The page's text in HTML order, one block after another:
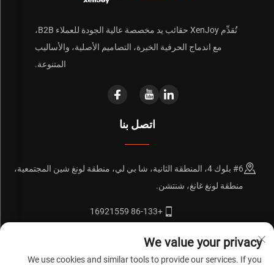
تُقدِّم XenJoy حقائب يد مخصصة عالية الجودة للعملاء B2B،
مع اندماج الحرفية الخبرة، التصاميم الأصلية، والأساليب
المتنوعة.
اتصل بنا
#6 بلوك 4، المنطقة الثانية، شا بي لي، منطقة لونغ شين المجتمعية،
منطقة لونغ غانغ، شنتشن.
+86-133 16921559
[email protected]
We value your privacy
We use cookies and similar tools to provide our services. If you